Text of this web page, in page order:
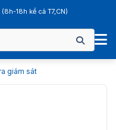
(8h-18h kể cả T7,CN)
giám sát